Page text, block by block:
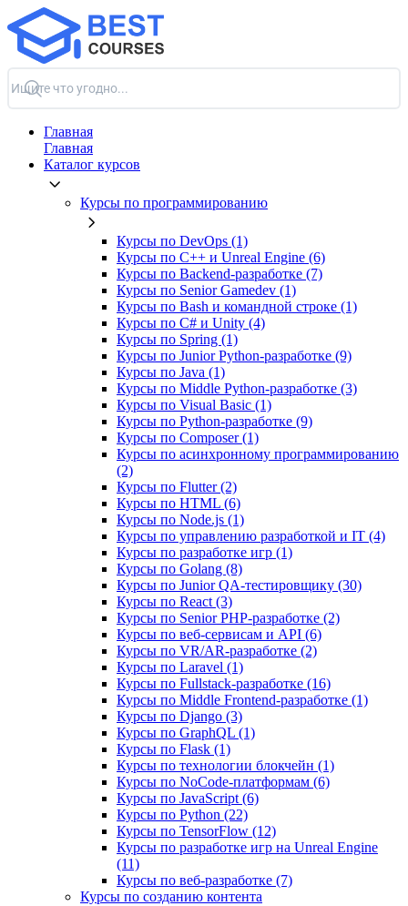
Главная
Главная
Каталог курсов
Курсы по программированию
Курсы по DevOps (1)
Курсы по C++ и Unreal Engine (6)
Курсы по Backend‑разработке (7)
Курсы по Senior Gamedev (1)
Курсы по Bash и командной строке (1)
Курсы по C# и Unity (4)
Курсы по Spring (1)
Курсы по Junior Python-разработке (9)
Курсы по Java (1)
Курсы по Middle Python-разработке (3)
Курсы по Visual Basic (1)
Курсы по Python-разработке (9)
Курсы по Composer (1)
Курсы по асинхронному программированию
(2)
Курсы по Flutter (2)
Курсы по HTML (6)
Курсы по Node.js (1)
Курсы по управлению разработкой и IT (4)
Курсы по разработке игр (1)
Курсы по Golang (8)
Курсы по Junior QA-тестировщику (30)
Курсы по React (3)
Курсы по Senior PHP-разработке (2)
Курсы по веб‑сервисам и API (6)
Курсы по VR/AR‑разработке (2)
Курсы по Laravel (1)
Курсы по Fullstack‑разработке (16)
Курсы по Middle Frontend-разработке (1)
Курсы по Django (3)
Курсы по GraphQL (1)
Курсы по Flask (1)
Курсы по технологии блокчейн (1)
Курсы по NoCode‑платформам (6)
Курсы по JavaScript (6)
Курсы по Python (22)
Курсы по TensorFlow (12)
Курсы по разработке игр на Unreal Engine
(11)
Курсы по веб‑разработке (7)
Курсы по созданию контента